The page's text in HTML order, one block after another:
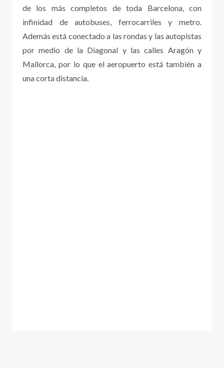
de los más completos de toda Barcelona, con
infinidad de autobuses, ferrocarriles y metro.
Además está conectado a las rondas y las autopistas
por medio de la Diagonal y las calles Aragón y
Mallorca, por lo que el aeropuerto está también a
una corta distancia.